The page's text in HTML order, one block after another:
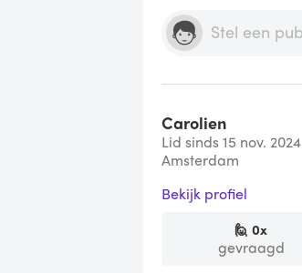
Carolien
Lid sinds 15 nov. 2024
Amsterdam
Bekijk profiel
🙋0x
gevraagd